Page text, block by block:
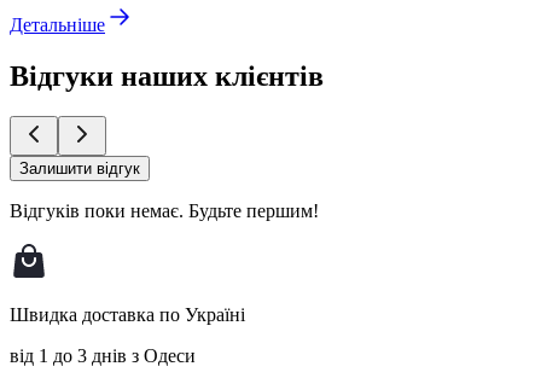
Детальніше
Відгуки наших клієнтів
Залишити відгук
Відгуків поки немає. Будьте першим!
Швидка доставка по Україні
від 1 до 3 днів з Одеси